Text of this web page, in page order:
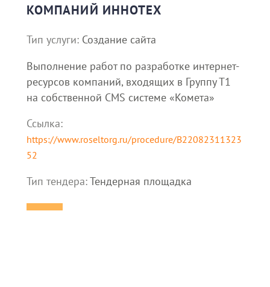
КОМПАНИЙ ИННОТЕХ
Тип услуги: Создание сайта
Выполнение работ по разработке интернет-
ресурсов компаний, входящих в Группу Т1
на собственной CMS системе «Комета»
Ссылка:
https://www.roseltorg.ru/procedure/B22082311323
52
Тип тендера:Тендерная площадка